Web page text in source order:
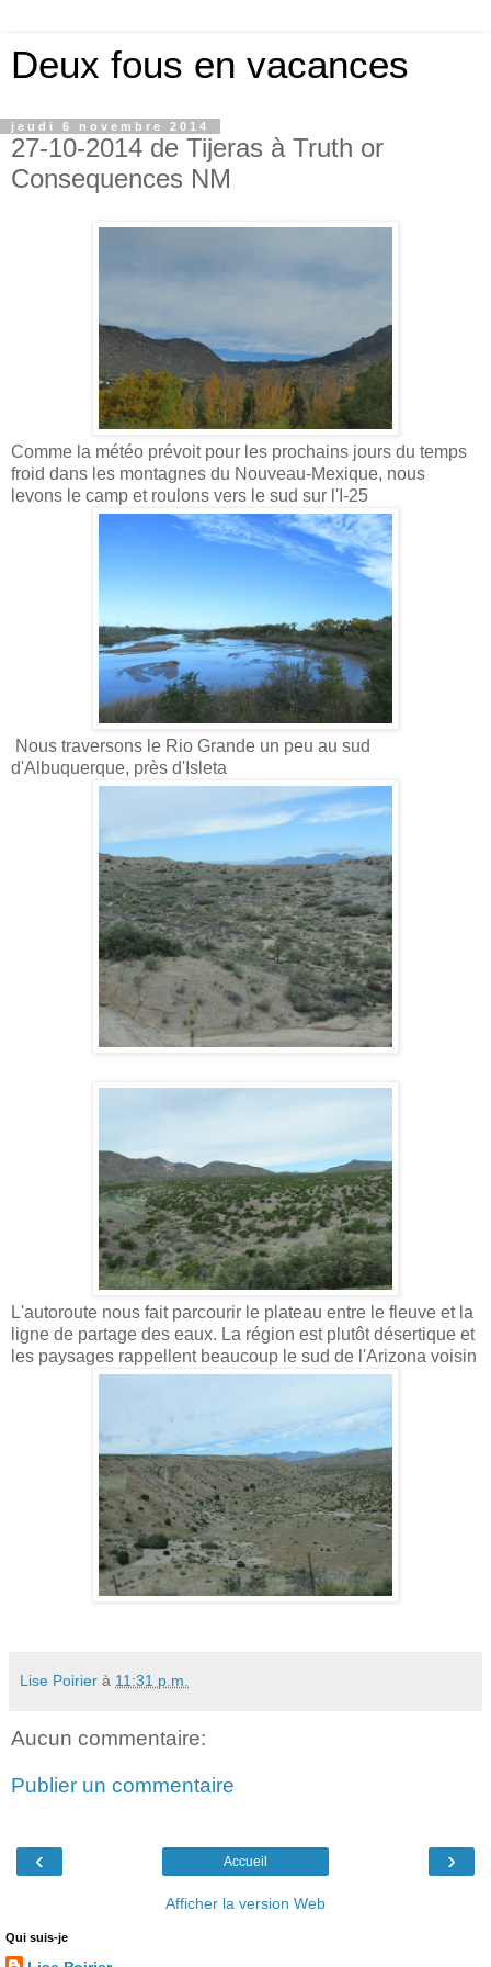
Deux fous en vacances
jeudi 6 novembre 2014
27-10-2014 de Tijeras à Truth or
Consequences NM
Comme la météo prévoit pour les prochains jours du temps
froid dans les montagnes du Nouveau-Mexique, nous
levons le camp et roulons vers le sud sur l'I-25
Nous traversons le Rio Grande un peu au sud
d'Albuquerque, près d'Isleta
L'autoroute nous fait parcourir le plateau entre le fleuve et la
ligne de partage des eaux. La région est plutôt désertique et
les paysages rappellent beaucoup le sud de l'Arizona voisin
Lise Poirier à 11:31 p.m.
Aucun commentaire:
Publier un commentaire
‹ ›
Accueil
Afficher la version Web
Qui suis-je